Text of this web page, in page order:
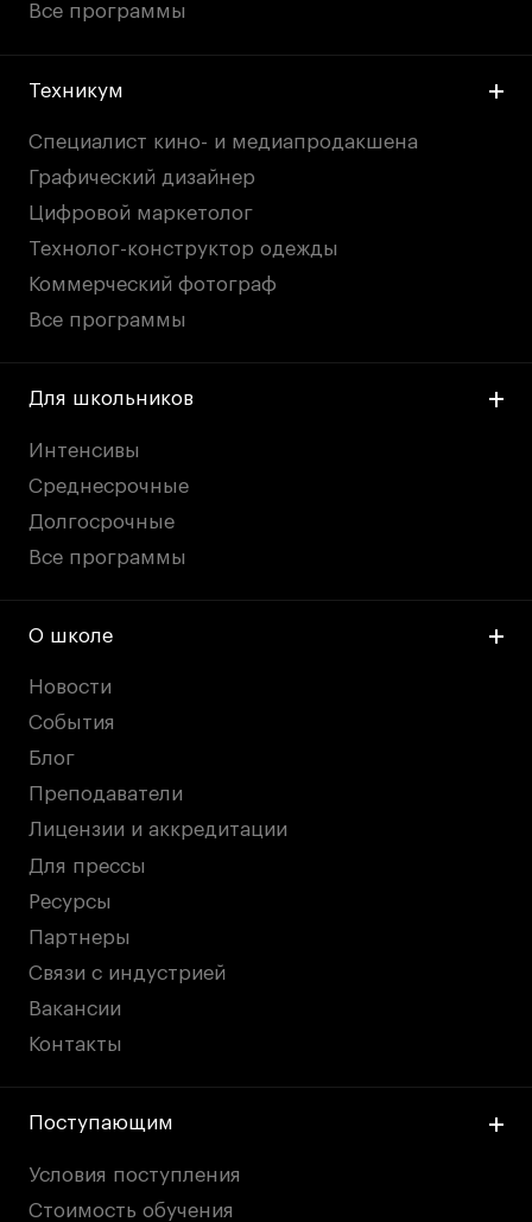
Все программы
Техникум
Специалист кино- и медиапродакшена
Графический дизайнер
Цифровой маркетолог
Технолог-конструктор одежды
Коммерческий фотограф
Все программы
Для школьников
Интенсивы
Среднесрочные
Долгосрочные
Все программы
О школе
Новости
События
Блог
Преподаватели
Лицензии и аккредитации
Для прессы
Ресурсы
Партнеры
Связи с индустрией
Вакансии
Контакты
Поступающим
Условия поступления
Стоимость обучения